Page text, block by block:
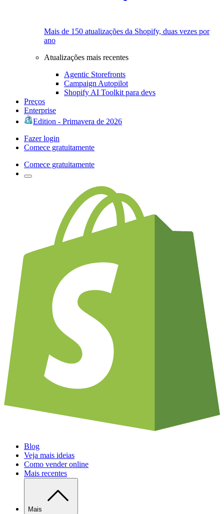
Mais de 150 atualizações da Shopify, duas vezes por
ano
Atualizações mais recentes
Agentic Storefronts
Campaign Autopilot
Shopify AI Toolkit para devs
Preços
Enterprise
Edition - Primavera de 2026
Fazer login
Comece gratuitamente
Comece gratuitamente
Blog
Veja mais ideias
Como vender online
Mais recentes
Mais